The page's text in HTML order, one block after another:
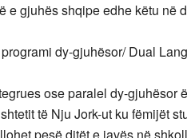
e gjuhës shqipe edhe këtu në
dy-gjuhësor/ Dual
ose paralel dy-gjuhësor
të Nju Jork-ut ku fëmijët